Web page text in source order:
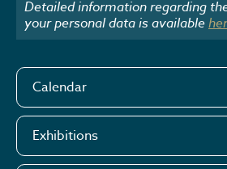
Detailed information regarding
your personal data is available
Calendar
Exhibitions